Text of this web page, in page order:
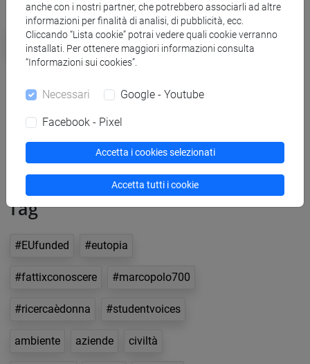
Persone
Francesco
seguito la mia passione e
ho studiato lingue"
Tag
#EUfunded #eutopia
#fattixconoscere #marcopolo700
#ricercaèdonna #studentvoices
ambiente aziende civiltà
anche con i nostri partner, che potrebbero associarli ad altre
informazioni per finalità di analisi, di pubblicità, ecc.
Cliccando “Lista cookie” potrai vedere quali cookie verranno
installati. Per ottenere maggiori informazioni consulta
“Informazioni sui cookies”.
Necessari Google - Youtube
Facebook - Pixel
Accetta i cookies selezionati
Accetta tutti i cookie